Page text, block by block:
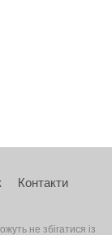
Контакти
не збігатися із